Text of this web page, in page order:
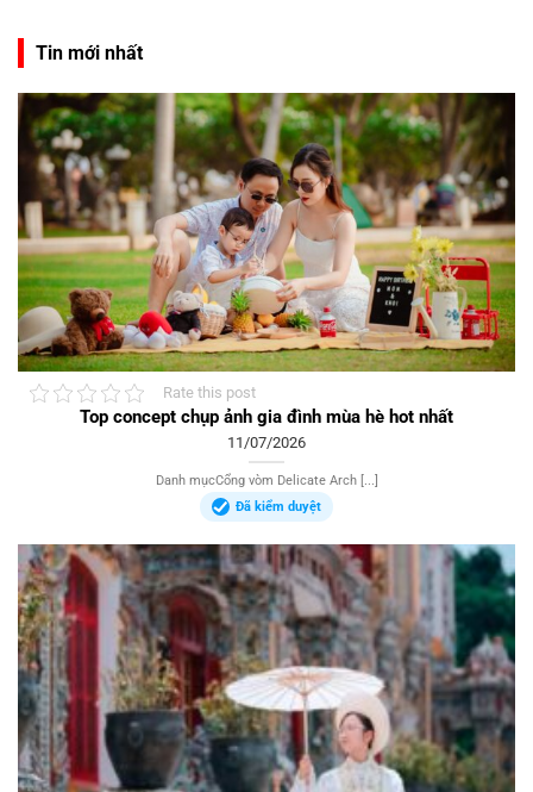
Tin mới nhất
Rate this post
Top concept chụp ảnh gia đình mùa hè hot nhất
11/07/2026
Danh mụcCổng vòm Delicate Arch [...]
Đã kiểm duyệt